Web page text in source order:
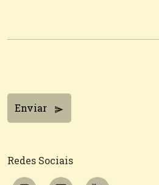
Enviar
Redes Sociais